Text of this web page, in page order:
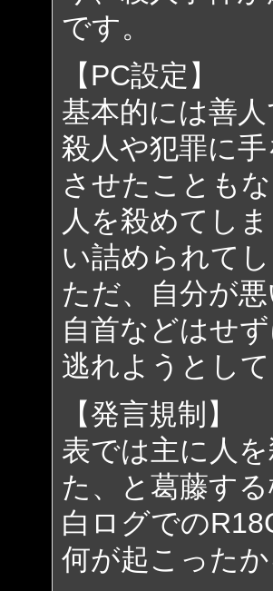
です。
【PC設定】
基本的には善
殺人や犯罪に
させたことも
人を殺めてし
い詰められて
ただ、自分が
自首などはせ
逃れようとし
【発言規制】
表では主に人
た、と葛藤す
白ログでの
何が起こった